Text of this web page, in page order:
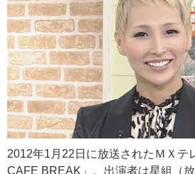
2012年1月22日に放送されたＭＸテ
CAFE BREAK」。出演者は星組（